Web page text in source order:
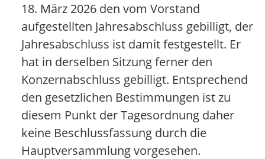
18. März 2026 den vom Vorstand
aufgestellten Jahresabschluss gebilligt, der
Jahresabschluss ist damit festgestellt. Er
hat in derselben Sitzung ferner den
Konzernabschluss gebilligt. Entsprechend
den gesetzlichen Bestimmungen ist zu
diesem Punkt der Tagesordnung daher
keine Beschlussfassung durch die
Hauptversammlung vorgesehen.